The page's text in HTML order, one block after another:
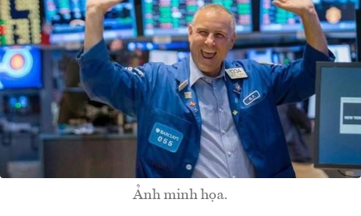
Ảnh minh họa.